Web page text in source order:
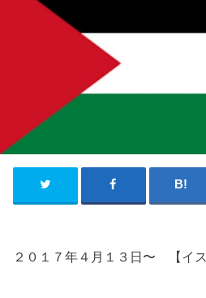
２０１７年４月１３日〜 【イ